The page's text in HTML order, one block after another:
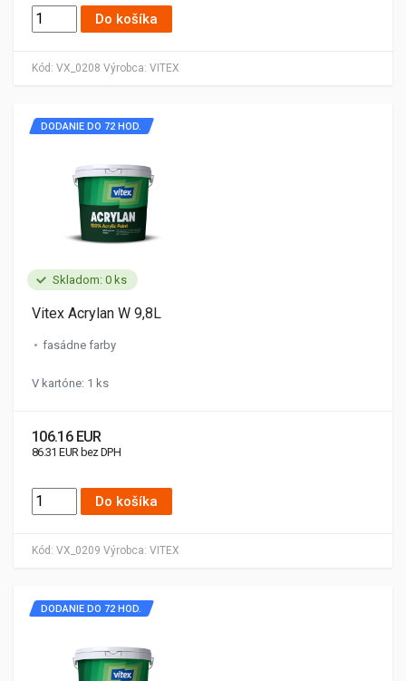
Kód: VX_0208 Výrobca: VITEX
Do košíka
Skladom: 0 ks
Kód: VX_0209 Výrobca: VITEX
DODANIE DO 72 HOD.
Vitex Acrylan W 9,8L
fasádne farby
V kartóne: 1 ks
106.16 EUR
86.31 EUR bez DPH
Do košíka
DODANIE DO 72 HOD.